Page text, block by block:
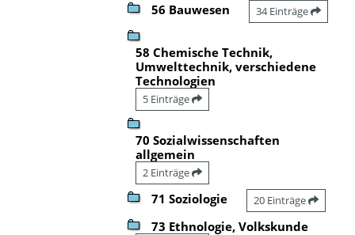
56 Bauwesen 34 Einträge
58 Chemische Technik,
Umwelttechnik, verschiedene
Technologien
5 Einträge
70 Sozialwissenschaften
allgemein
2 Einträge
71 Soziologie 20 Einträge
73 Ethnologie, Volkskunde